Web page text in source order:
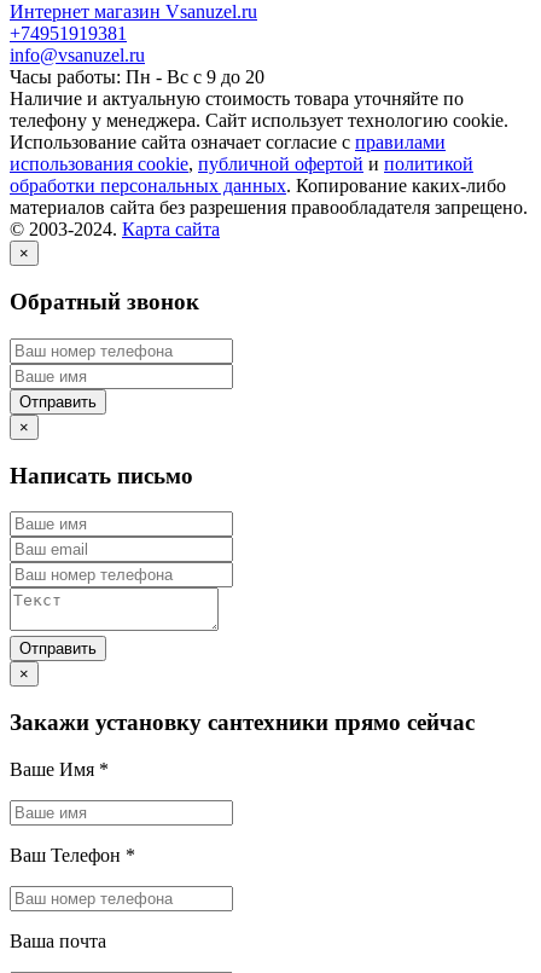
Интернет магазин Vsanuzel.ru
+74951919381
info@vsanuzel.ru
Часы работы: Пн - Вс с 9 до 20
Наличие и актуальную стоимость товара уточняйте по
телефону у менеджера. Сайт использует технологию cookie.
Использование сайта означает согласие с правилами
использования cookie, публичной офертой и политикой
обработки персональных данных. Копирование каких-либо
материалов сайта без разрешения правообладателя запрещено.
© 2003-2024. Карта сайта
×
Обратный звонок
×
Написать письмо
×
Закажи установку сантехники прямо сейчас
Ваше Имя *
Ваш Телефон *
Ваша почта